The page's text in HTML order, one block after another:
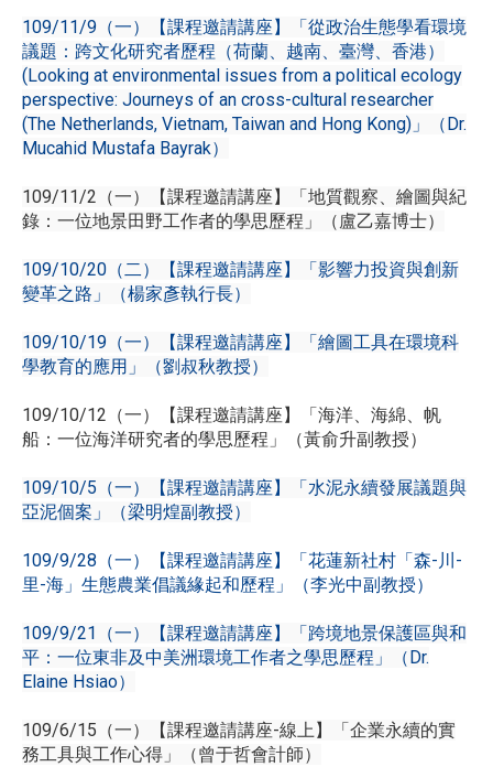
109/11/9（一）【課程邀請講座】「從政治生態學看環境
議題：跨文化研究者歷程（荷蘭、越南、臺灣、香港）
(Looking at environmental issues from a political ecology
perspective: Journeys of an cross-cultural researcher
(The Netherlands, Vietnam, Taiwan and Hong Kong)」（Dr.
Mucahid Mustafa Bayrak）
109/11/2（一）【課程邀請講座】「地質觀察、繪圖與紀
錄：一位地景田野工作者的學思歷程」（盧乙嘉博士）
109/10/20（二）【課程邀請講座】「影響力投資與創新
變革之路」（楊家彥執行長）
109/10/19（一）【課程邀請講座】「繪圖工具在環境科
學教育的應用」（劉叔秋教授）
109/10/12（一）【課程邀請講座】「海洋、海綿、帆
船：一位海洋研究者的學思歷程」（黃俞升副教授）
109/10/5（一）【課程邀請講座】「水泥永續發展議題與
亞泥個案」（梁明煌副教授）
109/9/28（一）【課程邀請講座】「花蓮新社村「森-川-
里-海」生態農業倡議緣起和歷程」（李光中副教授）
109/9/21（一）【課程邀請講座】「跨境地景保護區與和
平：一位東非及中美洲環境工作者之學思歷程」（Dr.
Elaine Hsiao）
109/6/15（一）【課程邀請講座-線上】「企業永續的實
務工具與工作心得」（曾于哲會計師）